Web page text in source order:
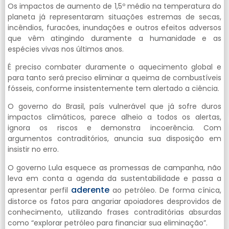
Os impactos de aumento de 1,5º médio na temperatura do
planeta já representaram situações estremas de secas,
incêndios, furacões, inundações e outros efeitos adversos
que vêm atingindo duramente a humanidade e as
espécies vivas nos últimos anos.
É preciso combater duramente o aquecimento global e
para tanto será preciso eliminar a queima de combustíveis
fósseis, conforme insistentemente tem alertado a ciência.
O governo do Brasil, país vulnerável que já sofre duros
impactos climáticos, parece alheio a todos os alertas,
ignora os riscos e demonstra incoerência. Com
argumentos contraditórios, anuncia sua disposição em
insistir no erro.
O governo Lula esquece as promessas de campanha, não
leva em conta a agenda da sustentabilidade e passa a
apresentar perfil aderente ao petróleo. De forma cínica,
distorce os fatos para angariar apoiadores desprovidos de
conhecimento, utilizando frases contraditórias absurdas
como “explorar petróleo para financiar sua eliminação”.